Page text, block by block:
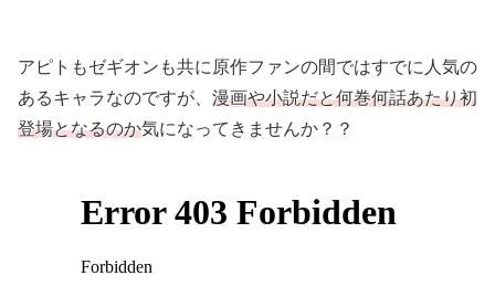
アピトもゼギオンも共に原作ファンの間ではすでに人気の
あるキャラなのですが、 漫画や小説だと何巻何話あたり初
登場となるのか気になってきませんか？？